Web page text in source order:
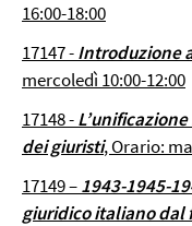
16:00-18:00
17147 -Introduzione
mercoledì 10:00-12:00
17148 -
dei giuristi, Orario:
17149 –1943-1945-
giuridico italiano dal